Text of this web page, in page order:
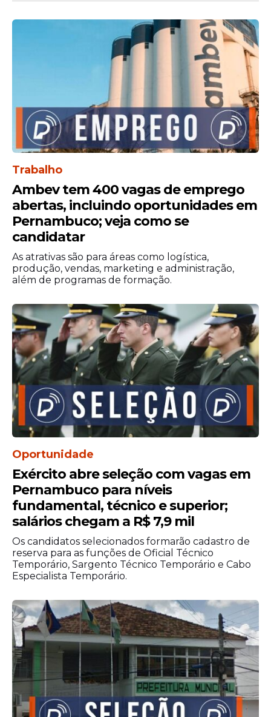
Trabalho
Ambev tem 400 vagas de emprego
abertas, incluindo oportunidades em
Pernambuco; veja como se
candidatar
As atrativas são para áreas como logística,
produção, vendas, marketing e administração,
além de programas de formação.
Oportunidade
Exército abre seleção com vagas em
Pernambuco para níveis
fundamental, técnico e superior;
salários chegam a R$ 7,9 mil
Os candidatos selecionados formarão cadastro de
reserva para as funções de Oficial Técnico
Temporário, Sargento Técnico Temporário e Cabo
Especialista Temporário.